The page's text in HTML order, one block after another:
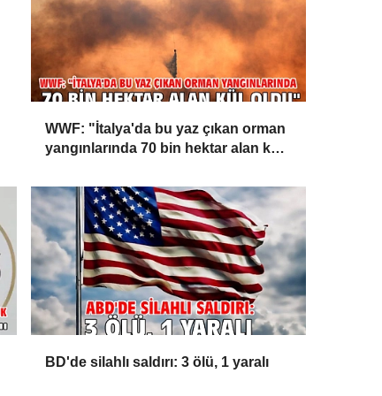
WWF: "İtalya'da bu yaz çıkan orman
yangınlarında 70 bin hektar alan kül
BD'de silahlı saldırı: 3 ölü, 1 yaralı